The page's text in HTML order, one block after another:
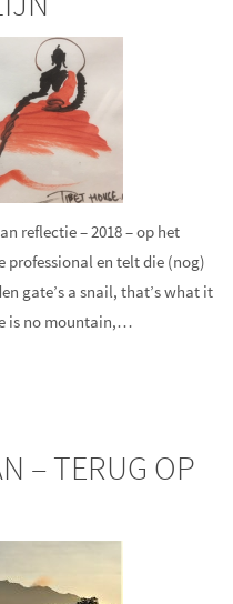
reflectie – 2018 – op het
professional en telt die (nog)
gate’s a snail, that’s what it
is no mountain,…
– TERUG OP